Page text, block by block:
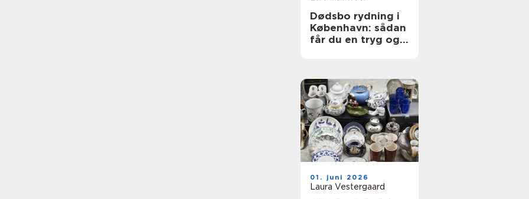
Dødsbo rydning i
København: sådan
får du en tryg og
01. juni 2026
Laura Vestergaard